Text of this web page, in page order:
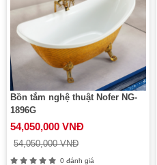
Bồn tắm nghệ thuật Nofer NG-
1896G
54,050,000 VNĐ
54,050,000 VNĐ
0 đánh giá